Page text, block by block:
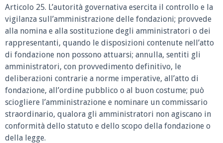
Articolo 25. L’autorità governativa esercita il controllo e la
vigilanza sull’amministrazione delle fondazioni; provvede
alla nomina e alla sostituzione degli amministratori o dei
rappresentanti, quando le disposizioni contenute nell’atto
di fondazione non possono attuarsi; annulla, sentiti gli
amministratori, con provvedimento definitivo, le
deliberazioni contrarie a norme imperative, all’atto di
fondazione, all’ordine pubblico o al buon costume; può
sciogliere l’amministrazione e nominare un commissario
straordinario, qualora gli amministratori non agiscano in
conformità dello statuto e dello scopo della fondazione o
della legge.